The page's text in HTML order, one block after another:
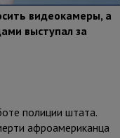
видеокамеры, а
выступал за
полиции штата.
афроамериканца